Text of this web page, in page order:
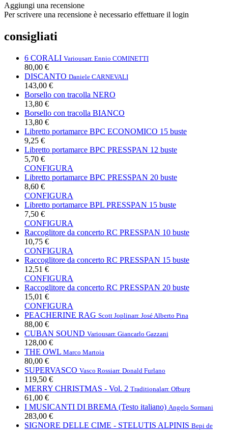
Aggiungi una recensione
Per scrivere una recensione è necessario effettuare il login
consigliati
6 CORALI Variousarr. Ennio COMINETTI
80,00 €
DISCANTO Daniele CARNEVALI
143,00 €
Borsello con tracolla NERO
13,80 €
Borsello con tracolla BIANCO
13,80 €
Libretto portamarce BPC ECONOMICO 15 buste
9,25 €
Libretto portamarce BPC PRESSPAN 12 buste
5,70 €
CONFIGURA
Libretto portamarce BPC PRESSPAN 20 buste
8,60 €
CONFIGURA
Libretto portamarce BPL PRESSPAN 15 buste
7,50 €
CONFIGURA
Raccoglitore da concerto RC PRESSPAN 10 buste
10,75 €
CONFIGURA
Raccoglitore da concerto RC PRESSPAN 15 buste
12,51 €
CONFIGURA
Raccoglitore da concerto RC PRESSPAN 20 buste
15,01 €
CONFIGURA
PEACHERINE RAG Scott Joplinarr. José Alberto Pina
88,00 €
CUBAN SOUND Variousarr. Giancarlo Gazzani
128,00 €
THE OWL Marco Martoia
80,00 €
SUPERVASCO Vasco Rossiarr. Donald Furlano
119,50 €
MERRY CHRISTMAS - Vol. 2 Traditionalarr. Ofburg
61,00 €
I MUSICANTI DI BREMA (Testo italiano) Angelo Sormani
283,00 €
SIGNORE DELLE CIME - STELUTIS ALPINIS Bepi de